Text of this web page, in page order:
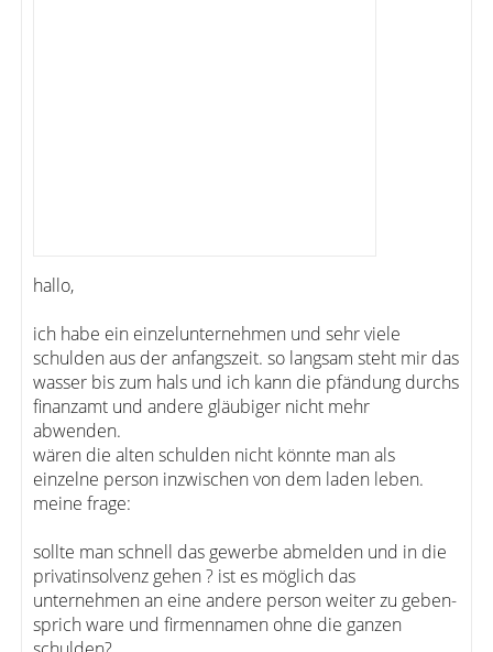
hallo,
ich habe ein einzelunternehmen und sehr viele
schulden aus der anfangszeit. so langsam steht mir das
wasser bis zum hals und ich kann die pfändung durchs
finanzamt und andere gläubiger nicht mehr
abwenden.
wären die alten schulden nicht könnte man als
einzelne person inzwischen von dem laden leben.
meine frage:
sollte man schnell das gewerbe abmelden und in die
privatinsolvenz gehen ? ist es möglich das
unternehmen an eine andere person weiter zu geben-
sprich ware und firmennamen ohne die ganzen